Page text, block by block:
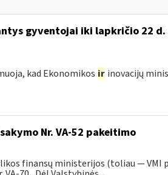
gyventojai iki lapkričio 22
kad Ekonomikos ir inovacijų
Nr. VA-52 pakeitimo
finansų ministerijos (toliau ― VMI